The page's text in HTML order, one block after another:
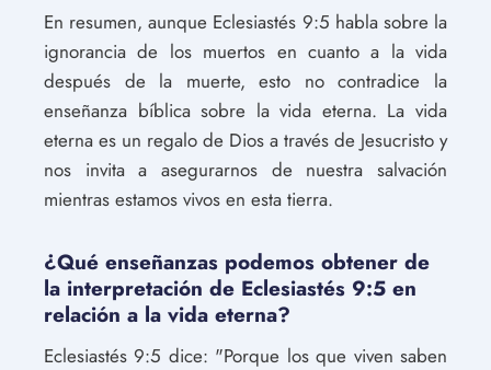
En resumen, aunque Eclesiastés 9:5 habla sobre la
ignorancia de los muertos en cuanto a la vida
después de la muerte, esto no contradice la
enseñanza bíblica sobre la vida eterna. La vida
eterna es un regalo de Dios a través de Jesucristo y
nos invita a asegurarnos de nuestra salvación
mientras estamos vivos en esta tierra.
¿Qué enseñanzas podemos obtener de
la interpretación de Eclesiastés 9:5 en
relación a la vida eterna?
Eclesiastés 9:5 dice: "Porque los que viven saben